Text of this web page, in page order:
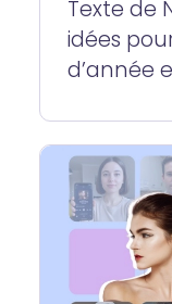
Texte de
idées
d’année